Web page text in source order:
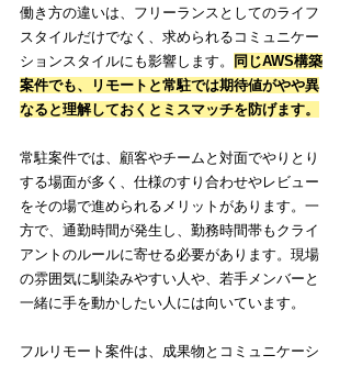
働き方の違いは、フリーランスとしてのライフ
スタイルだけでなく、求められるコミュニケー
ションスタイルにも影響します。
同じAWS構築
案件でも、リモートと常駐では期待値がやや異
なると理解しておくとミスマッチを防げます。
常駐案件では、顧客やチームと対面でやりとり
する場面が多く、仕様のすり合わせやレビュー
をその場で進められるメリットがあります。一
方で、通勤時間が発生し、勤務時間帯もクライ
アントのルールに寄せる必要があります。現場
の雰囲気に馴染みやすい人や、若手メンバーと
一緒に手を動かしたい人には向いています。
フルリモート案件は、成果物とコミュニケーシ